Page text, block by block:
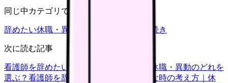
同じ中カテゴリで見る
辞めたい休職・異動 退職手続き
次に読む記事
看護師を辞めたい時の判断基準｜転職・休職・異動のどれを
選ぶ？ 看護師を辞めたいけどお金が不安な時の考え方｜休